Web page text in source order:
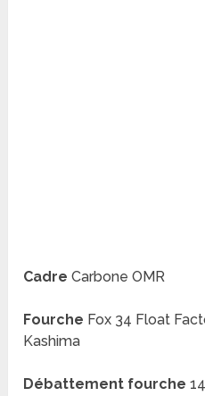
Cadre Carbone OMR
Fourche Fox 34 Float
Kashima
Débattement fourche